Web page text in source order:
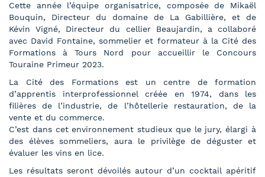
Cette année l’équipe organisatrice, composée de Mikaël
Bouquin, Directeur du domaine de La Gabillière, et de
Kévin Vigné, Directeur du cellier Beaujardin, a collaboré
avec David Fontaine, sommelier et formateur à la Cité des
Formations à Tours Nord pour accueillir le Concours
Touraine Primeur 2023.
La Cité des Formations est un centre de formation
d’apprentis interprofessionnel créée en 1974, dans les
filières de l’industrie, de l’hôtellerie restauration, de la
vente et du commerce.
C’est dans cet environnement studieux que le jury, élargi à
des élèves sommeliers, aura le privilège de déguster et
évaluer les vins en lice.
Les résultats seront dévoilés autour d’un cocktail apéritif